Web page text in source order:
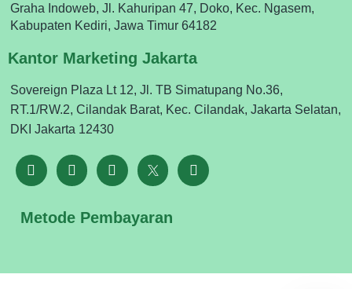
Graha Indoweb, Jl. Kahuripan 47, Doko, Kec. Ngasem,
Kabupaten Kediri, Jawa Timur 64182
Kantor Marketing Jakarta
Sovereign Plaza Lt 12, Jl. TB Simatupang No.36,
RT.1/RW.2, Cilandak Barat, Kec. Cilandak, Jakarta Selatan,
DKI Jakarta 12430
Metode Pembayaran